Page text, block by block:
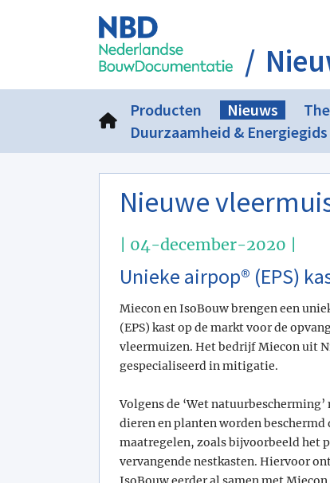
Producten Nieuws
Duurzaamheid & Energiegids
Nieuwe
| 04-december-2020 |
Unieke airpop® (EPS)
Miecon en IsoBouw brengen een
(EPS) kast op de markt voor de
vleermuizen. Het bedrijf Miecon uit
gespecialiseerd in mitigatie.
Volgens de ‘Wet natuurbescherming’
dieren en planten worden beschermd
maatregelen, zoals bijvoorbeeld het
vervangende nestkasten. Hiervoor